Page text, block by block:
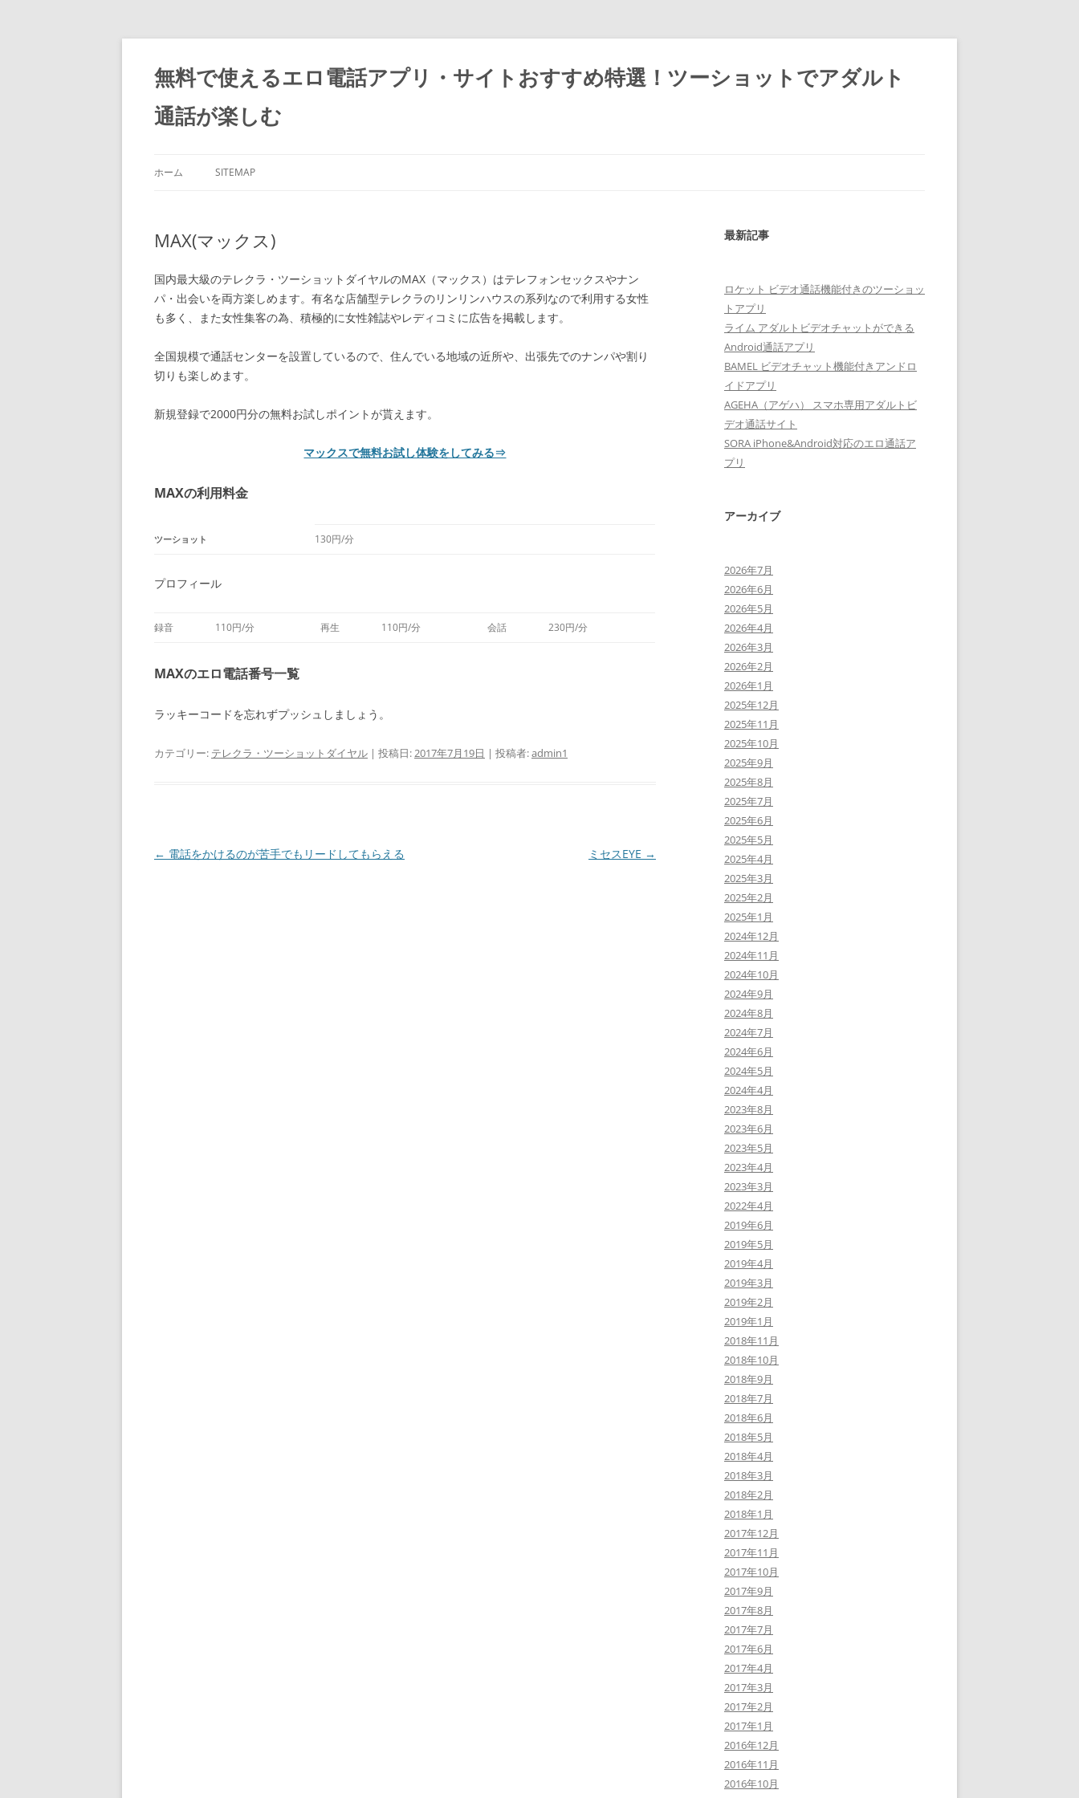
コ
テ
ン
ツ
ス
キ
無料で使えるエロ電話アプリ・サイトおすすめ特選！ツーショットでアダルト
通話が楽しむ
ホーム SITEMAP
MAX(マックス)
国内最大級のテレクラ・ツーショットダイヤルのMAX（マックス）はテレフォンセックスやナン
パ・出会いを両方楽しめます。有名な店舗型テレクラのリンリンハウスの系列なので利用する女性
も多く、また女性集客の為、積極的に女性雑誌やレディコミに広告を掲載します。
全国規模で通話センターを設置しているので、住んでいる地域の近所や、出張先でのナンパや割り
切りも楽しめます。
新規登録で2000円分の無料お試しポイントが貰えます。
マックスで無料お試し体験をしてみる⇒
MAXの利用料金
ツーショット 130円/分
プロフィール
録音 110円/分 再生 110円/分 会話 230円/分
MAXのエロ電話番号一覧
ラッキーコードを忘れずプッシュしましょう。
カテゴリー: テレクラ・ツーショットダイヤル | 投稿日:2017年7月19日 | 投稿者:admin1
投
← 電話をかけるのが苦手でもリードしてもらえる ミセスEYE →
最新記事
ロケット ビデオ通話機能付きのツーショッ
トアプリ
ライム アダルトビデオチャットができる
Android通話アプリ
BAMEL ビデオチャット機能付きアンドロ
イドアプリ
AGEHA（アゲハ） スマホ専用アダルトビ
デオ通話サイト
SORA iPhone&Android対応のエロ通話ア
プリ
アーカイブ
2026年7月
2026年6月
2026年5月
2026年4月
2026年3月
2026年2月
2026年1月
2025年12月
2025年11月
2025年10月
2025年9月
2025年8月
2025年7月
2025年6月
2025年5月
2025年4月
2025年3月
2025年2月
2025年1月
2024年12月
2024年11月
2024年10月
2024年9月
2024年8月
2024年7月
2024年6月
2024年5月
2024年4月
2023年8月
2023年6月
2023年5月
2023年4月
2023年3月
2022年4月
2019年6月
2019年5月
2019年4月
2019年3月
2019年2月
2019年1月
2018年11月
2018年10月
2018年9月
2018年7月
2018年6月
2018年5月
2018年4月
2018年3月
2018年2月
2018年1月
2017年12月
2017年11月
2017年10月
2017年9月
2017年8月
2017年7月
2017年6月
2017年4月
2017年3月
2017年2月
2017年1月
2016年12月
2016年11月
2016年10月